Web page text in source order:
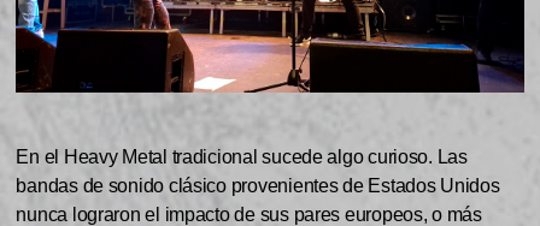
En el Heavy Metal tradicional sucede algo curioso. Las
bandas de sonido clásico provenientes de Estados Unidos
nunca lograron el impacto de sus pares europeos, o más